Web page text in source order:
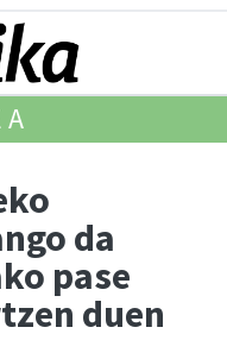
da
pase
duen